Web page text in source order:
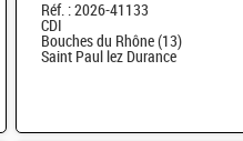
Réf. : 2026-41133
CDI
Bouches du Rhône (13)
Saint Paul lez Durance